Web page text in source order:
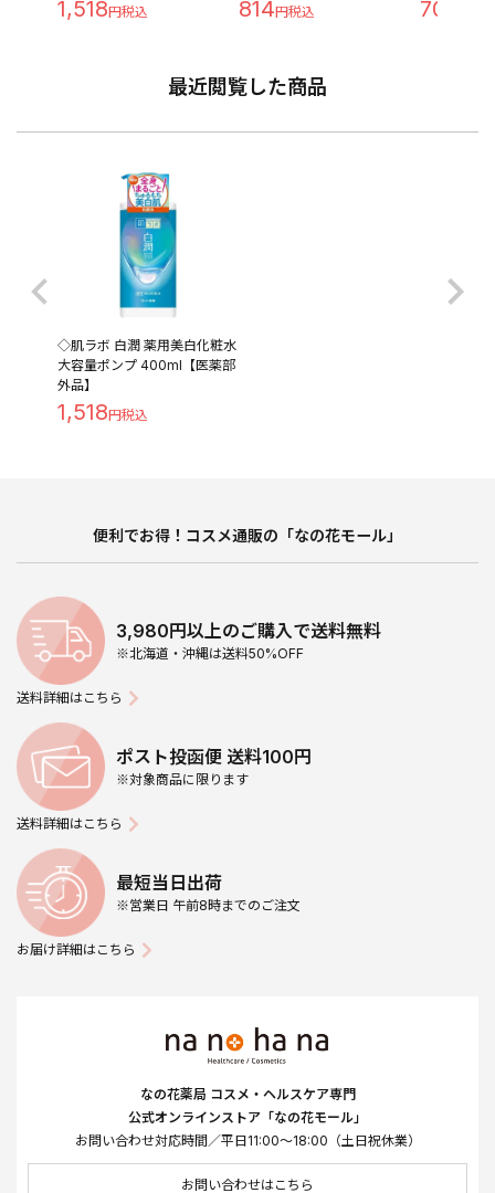
1,518 814 704
最近閲覧した商品
◇肌ラボ 白潤 薬用美白化粧水
大容量ポンプ 400ml【医薬部
外品】
1,518
便利でお得！コスメ通販の「なの花モール」
3,980円以上のご購入で送料無料
※北海道・沖縄は送料50%OFF
送料詳細はこちら
ポスト投函便 送料100円
※対象商品に限ります
送料詳細はこちら
最短当日出荷
※営業日 午前8時までのご注文
お届け詳細はこちら
なの花薬局 コスメ・ヘルスケア専門
公式オンラインストア「なの花モール」
お問い合わせ対応時間／平日11:00～18:00（土日祝休業）
お問い合わせはこちら